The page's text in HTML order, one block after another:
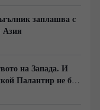
заплашва с
Азия
на Запада. И
Палантир не би